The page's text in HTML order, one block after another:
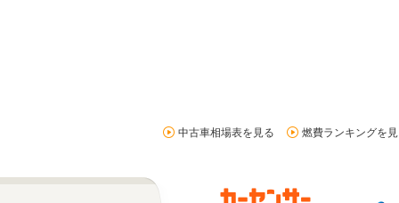
中古車相場表を見る 燃費ランキングを